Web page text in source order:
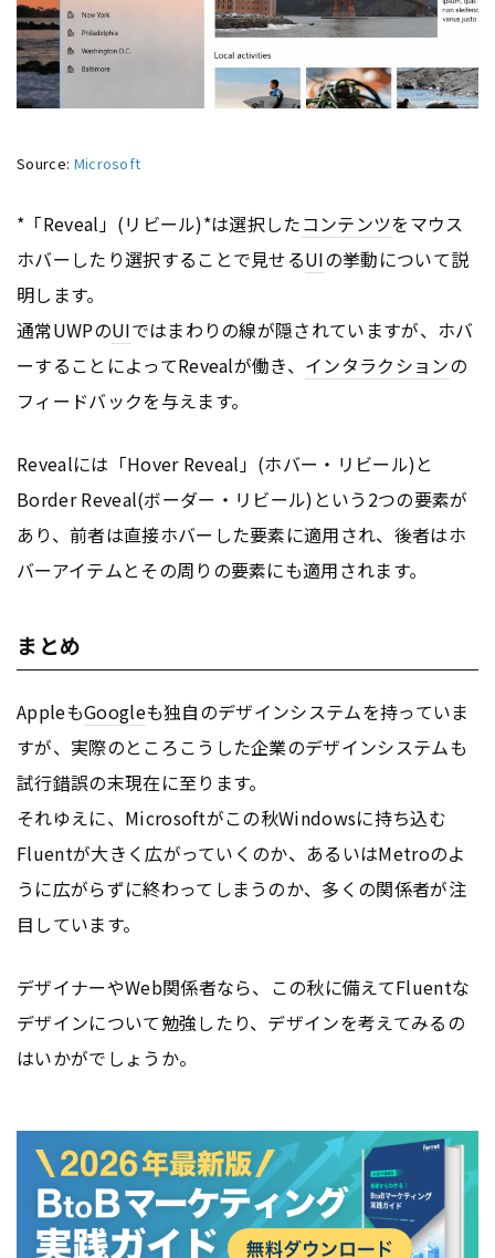
Source: Microsoft
*「Reveal」(リビール)*は選択したコンテンツをマウス
ホバーしたり選択することで見せるUIの挙動について説
明します。
通常UWPのUIではまわりの線が隠されていますが、ホバ
ーすることによってRevealが働き、 インタラクションの
フィードバックを与えます。
Revealには「Hover Reveal」(ホバー・リビール)と
Border Reveal(ボーダー・リビール)という2つの要素が
あり、前者は直接ホバーした要素に適用され、後者はホ
バーアイテムとその周りの要素にも適用されます。
まとめ
AppleもGoogleも独自のデザインシステムを持っていま
すが、実際のところこうした企業のデザインシステムも
試行錯誤の末現在に至ります。
それゆえに、Microsoftがこの秋Windowsに持ち込む
Fluentが大きく広がっていくのか、あるいはMetroのよ
うに広がらずに終わってしまうのか、多くの関係者が注
目しています。
デザイナーやWeb関係者なら、この秋に備えてFluentな
デザインについて勉強したり、デザインを考えてみるの
はいかがでしょうか。